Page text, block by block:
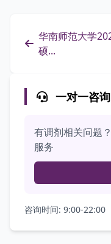
华南师范大学
硕...
一对一咨询
有调剂相关问题
服务
咨询时间: 9:00-22:00